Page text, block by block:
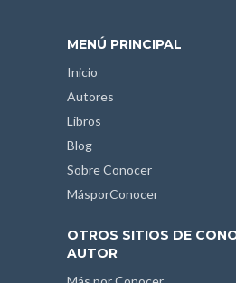
MENÚ PRINCIPAL
Inicio
Autores
Libros
Blog
Sobre Conocer
MásporConocer
OTROS SITIOS DE
AUTOR